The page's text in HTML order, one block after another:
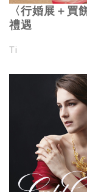
〈行婚展＋買
禮遇
Ti